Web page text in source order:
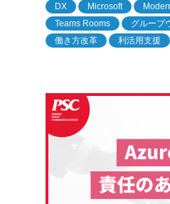
DX Microsoft
Teams Rooms
グループ
働き方改革
利活用支援